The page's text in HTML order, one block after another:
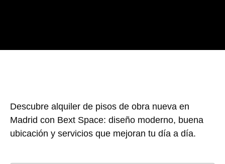
Descubre alquiler de pisos de obra nueva en
Madrid con Bext Space: diseño moderno, buena
ubicación y servicios que mejoran tu día a día.